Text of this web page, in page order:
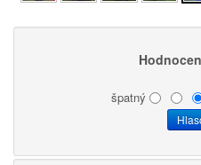
špatný